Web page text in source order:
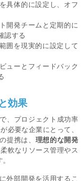
具体的に設定し、オフ
開発チームと定期的に
認する
囲を現実的に設定して
ューとフィードバック
効果
、プロジェクト成功率
必要な企業にとって、
提携は、 理想的な開発
軟なリソース管理やス
外部開発を活用するこ